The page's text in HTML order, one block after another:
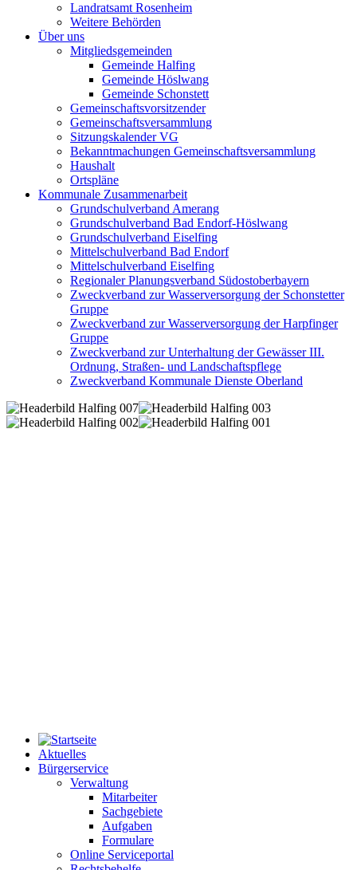
Landratsamt Rosenheim
Weitere Behörden
Über uns
Mitgliedsgemeinden
Gemeinde Halfing
Gemeinde Höslwang
Gemeinde Schonstett
Gemeinschaftsvorsitzender
Gemeinschaftsversammlung
Sitzungskalender VG
Bekanntmachungen Gemeinschaftsversammlung
Haushalt
Ortspläne
Kommunale Zusammenarbeit
Grundschulverband Amerang
Grundschulverband Bad Endorf-Höslwang
Grundschulverband Eiselfing
Mittelschulverband Bad Endorf
Mittelschulverband Eiselfing
Regionaler Planungsverband Südostoberbayern
Zweckverband zur Wasserversorgung der Schonstetter
Gruppe
Zweckverband zur Wasserversorgung der Harpfinger
Gruppe
Zweckverband zur Unterhaltung der Gewässer III.
Ordnung, Straßen- und Landschaftspflege
Zweckverband Kommunale Dienste Oberland
Aktuelles
Bürgerservice
Verwaltung
Mitarbeiter
Sachgebiete
Aufgaben
Formulare
Online Serviceportal